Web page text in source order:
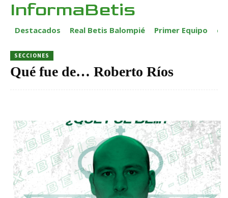
InformaBetis
Destacados Real Betis Balompié Primer Equipo
SECCIONES
Qué fue de… Roberto Ríos